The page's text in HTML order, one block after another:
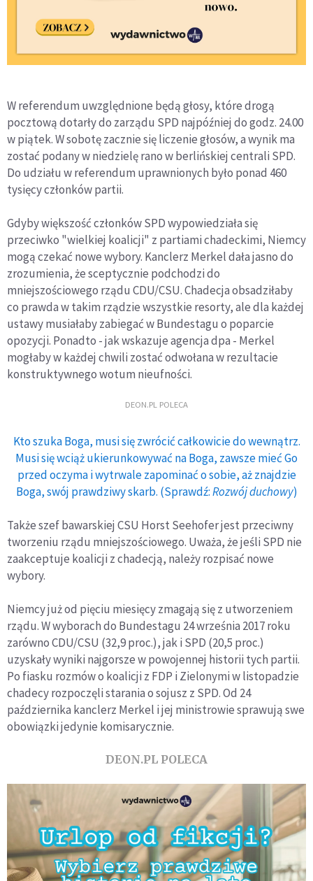
W referendum uwzględnione będą głosy, które drogą
pocztową dotarły do zarządu SPD najpóźniej do godz. 24.00
w piątek. W sobotę zacznie się liczenie głosów, a wynik ma
zostać podany w niedzielę rano w berlińskiej centrali SPD.
Do udziału w referendum uprawnionych było ponad 460
tysięcy członków partii.
Gdyby większość członków SPD wypowiedziała się
przeciwko "wielkiej koalicji" z partiami chadeckimi, Niemcy
mogą czekać nowe wybory. Kanclerz Merkel dała jasno do
zrozumienia, że sceptycznie podchodzi do
mniejszościowego rządu CDU/CSU. Chadecja obsadziłaby
co prawda w takim rządzie wszystkie resorty, ale dla każdej
ustawy musiałaby zabiegać w Bundestagu o poparcie
opozycji. Ponadto - jak wskazuje agencja dpa - Merkel
mogłaby w każdej chwili zostać odwołana w rezultacie
konstruktywnego wotum nieufności.
DEON.PL POLECA
Kto szuka Boga, musi się zwrócić całkowicie do wewnątrz.
Musi się wciąż ukierunkowywać na Boga, zawsze mieć Go
przed oczyma i wytrwale zapominać o sobie, aż znajdzie
Boga, swój prawdziwy skarb. (Sprawdź:Rozwój duchowy)
Także szef bawarskiej CSU Horst Seehofer jest przeciwny
tworzeniu rządu mniejszościowego. Uważa, że jeśli SPD nie
zaakceptuje koalicji z chadecją, należy rozpisać nowe
wybory.
Niemcy już od pięciu miesięcy zmagają się z utworzeniem
rządu. W wyborach do Bundestagu 24 września 2017 roku
zarówno CDU/CSU (32,9 proc.), jak i SPD (20,5 proc.)
uzyskały wyniki najgorsze w powojennej historii tych partii.
Po fiasku rozmów o koalicji z FDP i Zielonymi w listopadzie
chadecy rozpoczęli starania o sojusz z SPD. Od 24
października kanclerz Merkel i jej ministrowie sprawują swe
obowiązki jedynie komisarycznie.
DEON.PL POLECA